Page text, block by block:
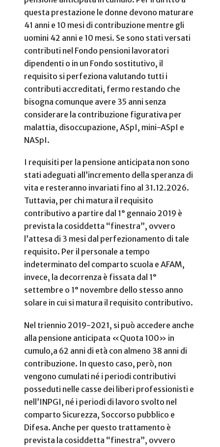
questa prestazione le donne devono maturare
41 anni e 10 mesi di contribuzione mentre gli
uomini 42 anni e 10 mesi. Se sono stati versati
contributi nel Fondo pensioni lavoratori
dipendenti o in un Fondo sostitutivo, il
requisito si perfeziona valutando tutti i
contributi accreditati, fermo restando che
bisogna comunque avere 35 anni senza
considerare la contribuzione figurativa per
malattia, disoccupazione, ASpI, mini-ASpI e
NASpI.
I requisiti per la pensione anticipata non sono
stati adeguati all’incremento della speranza di
vita e resteranno invariati fino al 31.12.2026.
Tuttavia, per chi matura il requisito
contributivo a partire dal 1° gennaio 2019 è
prevista la cosiddetta “finestra”, ovvero
l’attesa di 3 mesi dal perfezionamento di tale
requisito. Per il personale a tempo
indeterminato del comparto scuola e AFAM,
invece, la decorrenza è fissata dal 1°
settembre o 1° novembre dello stesso anno
solare in cui si matura il requisito contributivo.
Nel triennio 2019-2021, si può accedere anche
alla pensione anticipata «Quota 100» in
cumulo,a 62 anni di età con almeno 38 anni di
contribuzione. In questo caso, però, non
vengono cumulati né i periodi contributivi
posseduti nelle casse dei liberi professionisti e
nell’INPGI, né i periodi di lavoro svolto nel
comparto Sicurezza, Soccorso pubblico e
Difesa. Anche per questo trattamento è
prevista la cosiddetta “finestra”, ovvero